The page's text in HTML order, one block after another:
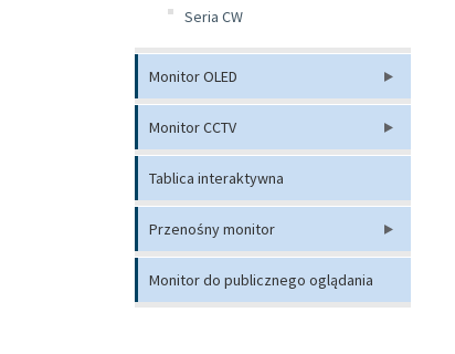
Seria CW
Monitor OLED
Monitor CCTV
Tablica interaktywna
Przenośny monitor
Monitor do publicznego oglądania